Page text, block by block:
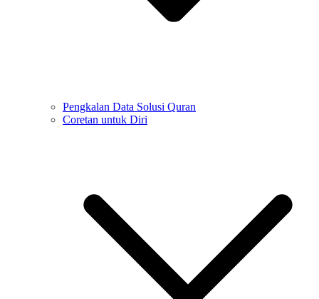
Pengkalan Data Solusi Quran
Coretan untuk Diri